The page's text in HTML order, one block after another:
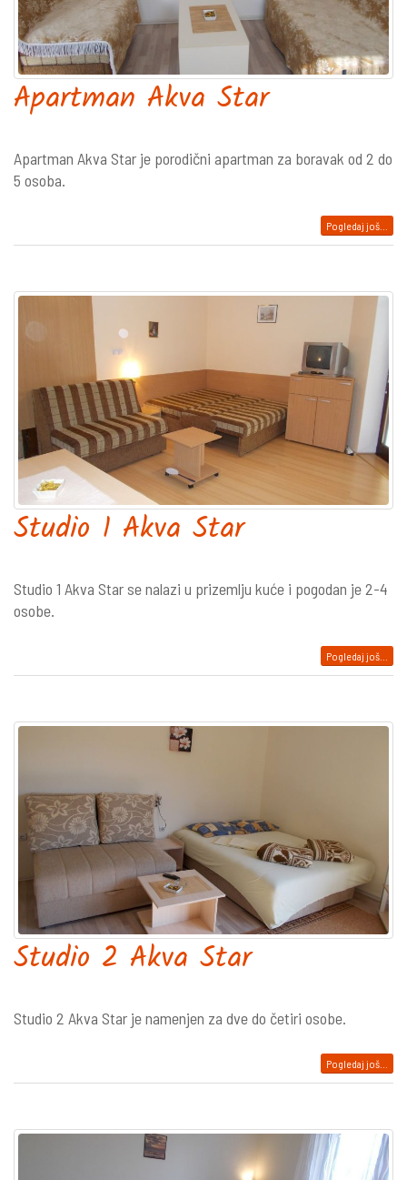
Apartman Akva Star
Apartman Akva Star je porodični apartman za boravak od 2 do
5 osoba.
Pogledaj još...
Studio 1 Akva Star
Studio 1 Akva Star se nalazi u prizemlju kuće i pogodan je 2-4
osobe.
Pogledaj još...
Studio 2 Akva Star
Studio 2 Akva Star je namenjen za dve do četiri osobe.
Pogledaj još...